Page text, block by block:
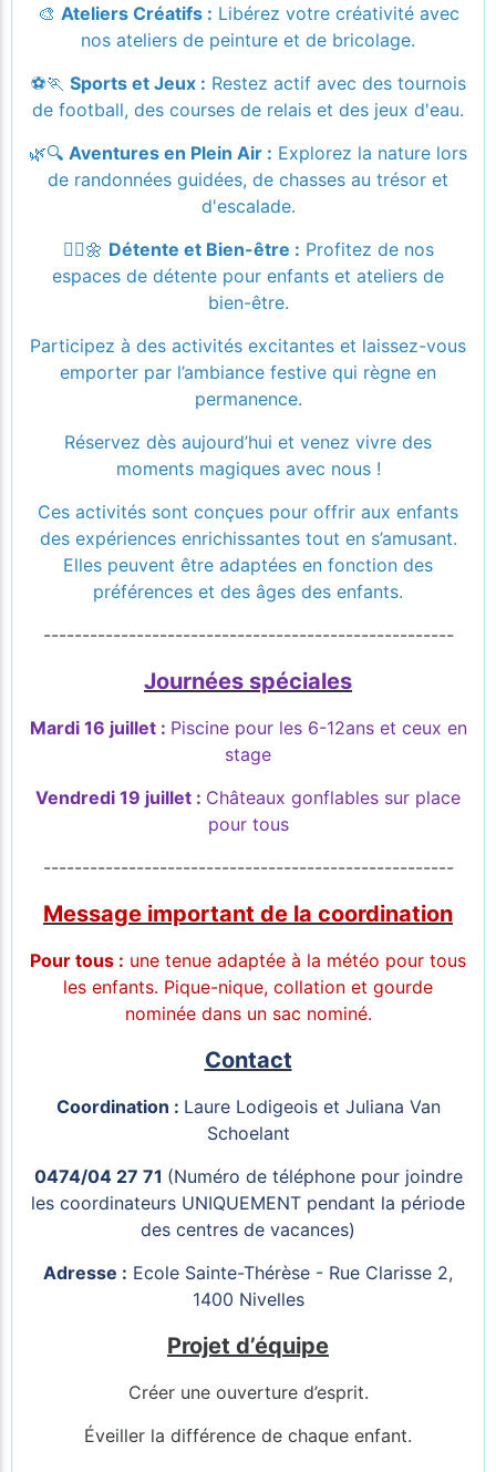
🎨 Ateliers Créatifs : Libérez votre créativité avec
nos ateliers de peinture et de bricolage.
⚽🏃 Sports et Jeux : Restez actif avec des tournois
de football, des courses de relais et des jeux d'eau.
🌿🔍 Aventures en Plein Air : Explorez la nature lors
de randonnées guidées, de chasses au trésor et
d'escalade.
🧘‍🌼 Détente et Bien-être : Profitez de nos
espaces de détente pour enfants et ateliers de
bien-être.
Participez à des activités excitantes et laissez-vous
emporter par l’ambiance festive qui règne en
permanence.
Réservez dès aujourd’hui et venez vivre des
moments magiques avec nous !
Ces activités sont conçues pour offrir aux enfants
des expériences enrichissantes tout en s’amusant.
Elles peuvent être adaptées en fonction des
préférences et des âges des enfants.
-----------------------------------------------------
Journées spéciales
Mardi 16 juillet : Piscine pour les 6-12ans et ceux en
stage
Vendredi 19 juillet : Châteaux gonflables sur place
pour tous
-----------------------------------------------------
Message important de la coordination
Pour tous : une tenue adaptée à la météo pour tous
les enfants. Pique-nique, collation et gourde
nominée dans un sac nominé.
Contact
Coordination : Laure Lodigeois et Juliana Van
Schoelant
0474/04 27 71 (Numéro de téléphone pour joindre
les coordinateurs UNIQUEMENT pendant la période
des centres de vacances)
Adresse : Ecole Sainte-Thérèse - Rue Clarisse 2,
1400 Nivelles
Projet d’équipe
Créer une ouverture d’esprit.
Éveiller la différence de chaque enfant.